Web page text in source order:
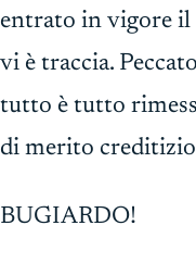
entrato in vigore
vi è traccia.
tutto è tutto
di merito
BUGIARDO!